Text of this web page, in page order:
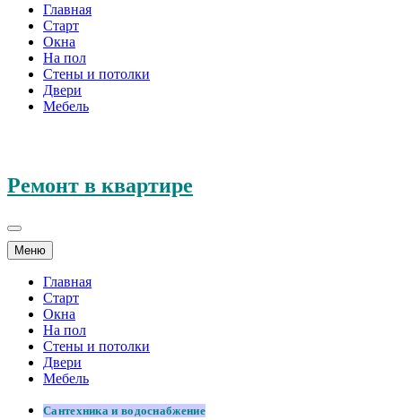
Главная
Старт
Окна
На пол
Стены и потолки
Двери
Мебель
Ремонт в квартире
Меню
Главная
Старт
Окна
На пол
Стены и потолки
Двери
Мебель
Сантехника и водоснабжение